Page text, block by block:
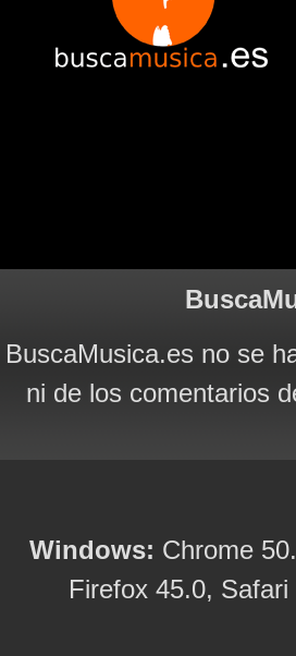
BuscaMusica.es no se
ni de los comentarios
Windows: Chrome
Firefox 45.0,